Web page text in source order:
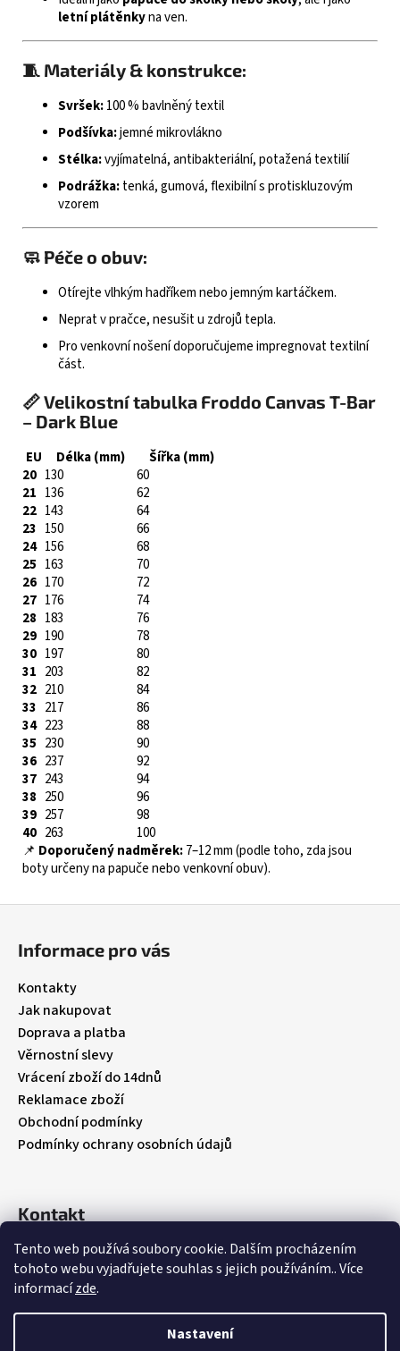
Tento web používá soubory cookie. Dalším procházením
tohoto webu vyjadřujete souhlas s jejich používáním.. Více
informacízde.
Nastavení
letní plátěnkyna ven.
🧵 Materiály & konstrukce:
Svršek:100 % bavlněný textil
Podšívka:jemné mikrovlákno
Stélka:vyjímatelná, antibakteriální, potažená textilií
Podrážka:tenká, gumová, flexibilní s protiskluzovým
vzorem
🧼 Péče o obuv:
Otírejte vlhkým hadříkem nebo jemným kartáčkem.
Neprat v pračce, nesušit u zdrojů tepla.
Pro venkovní nošení doporučujeme impregnovat textilní
část.
📏 Velikostní tabulka Froddo Canvas T-Bar
– Dark Blue
EU Délka (mm)
Šířka (mm)
20 130
60
21 136
62
22 143
64
23 150
66
24 156
68
25 163
70
26 170
72
27 176
74
28 183
76
29 190
78
30 197
80
31 203
82
32 210
84
33 217
86
34 223
88
35 230
90
36 237
92
37 243
94
38 250
96
39 257
98
40 263
100
📌 Doporučený nadměrek:7–12 mm (podle toho, zda jsou
boty určeny na papuče nebo venkovní obuv).
Informace pro vás
Kontakty
Jak nakupovat
Doprava a platba
Věrnostní slevy
Vrácení zboží do 14dnů
Reklamace zboží
Obchodní podmínky
Podmínky ochrany osobních údajů
Kontakt
info@ babybebare.cz
Facebook
babybebare